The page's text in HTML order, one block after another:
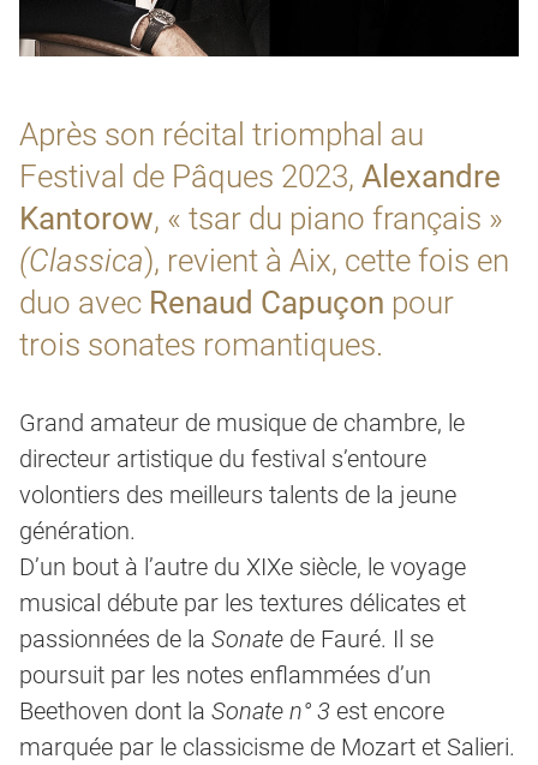
Après son récital triomphal au
Festival de Pâques 2023, Alexandre
Kantorow, « tsar du piano français »
(Classica), revient à Aix, cette fois en
duo avec Renaud Capuçon pour
trois sonates romantiques.
Grand amateur de musique de chambre, le
directeur artistique du festival s’entoure
volontiers des meilleurs talents de la jeune
génération.
D’un bout à l’autre du XIXe siècle, le voyage
musical débute par les textures délicates et
passionnées de la Sonate de Fauré. Il se
poursuit par les notes enflammées d’un
Beethoven dont la Sonate n° 3 est encore
marquée par le classicisme de Mozart et Salieri.